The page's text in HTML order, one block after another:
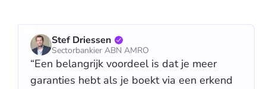
Stef Driessen
Sectorbankier ABN AMRO
“Een belangrijk voordeel is dat je meer
garanties hebt als je boekt via een erkend